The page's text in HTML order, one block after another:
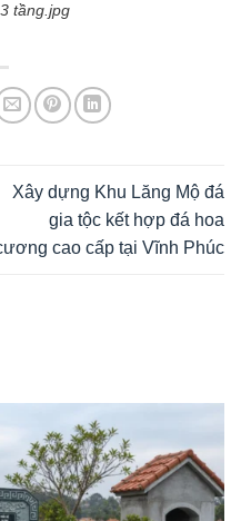
tầng.jpg
Xây dựng Khu Lăng Mộ đá
gia tộc kết hợp đá hoa
cao cấp tại Vĩnh Phúc